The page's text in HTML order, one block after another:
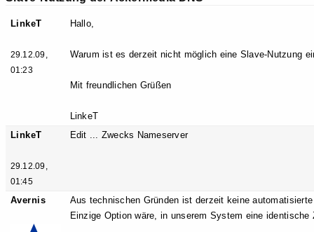
LinkeT
29.12.09,
01:23
Hallo,
Warum ist es derzeit nicht möglich eine Slave-Nutzung
Mit freundlichen Grüßen
LinkeT
LinkeT
29.12.09,
01:45
Edit ... Zwecks Nameserver
Avernis
Aus technischen Gründen ist derzeit keine
Einzige Option wäre, in unserem System eine identische